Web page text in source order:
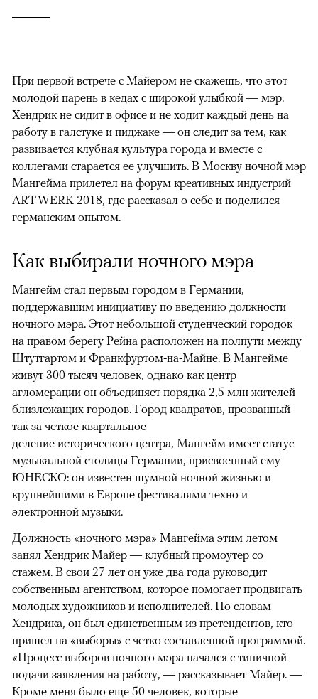
При первой встрече с Майером не скажешь, что этот
молодой парень в кедах с широкой улыбкой — мэр.
Хендрик не сидит в офисе и не ходит каждый день на
работу в галстуке и пиджаке — он следит за тем, как
развивается клубная культура города и вместе с
коллегами старается ее улучшить. В Москву ночной мэр
Мангейма прилетел на форум креативных индустрий
ART-WERK 2018, где рассказал о себе и поделился
германским опытом.
Как выбирали ночного мэра
Мангейм стал первым городом в Германии,
поддержавшим инициативу по введению должности
ночного мэра. Этот небольшой студенческий городок
на правом берегу Рейна расположен на полпути между
Штутгартом и Франкфуртом-на-Майне. В Мангейме
живут 300 тысяч человек, однако как центр
агломерации он объединяет порядка 2,5 млн жителей
близлежащих городов. Город квадратов, прозванный
так за четкое квартальное
деление исторического центра, Мангейм имеет статус
музыкальной столицы Германии, присвоенный ему
ЮНЕСКО: он известен шумной ночной жизнью и
крупнейшими в Европе фестивалями техно и
электронной музыки.
Должность «ночного мэра» Мангейма этим летом
занял Хендрик Майер — клубный промоутер со
стажем. В свои 27 лет он уже два года руководит
собственным агентством, которое помогает продвигать
молодых художников и исполнителей. По словам
Хендрика, он был единственным из претендентов, кто
пришел на «выборы» с четко составленной программой.
«Процесс выборов ночного мэра начался с типичной
подачи заявления на работу, — рассказывает Майер. —
Кроме меня было еще 50 человек, которые